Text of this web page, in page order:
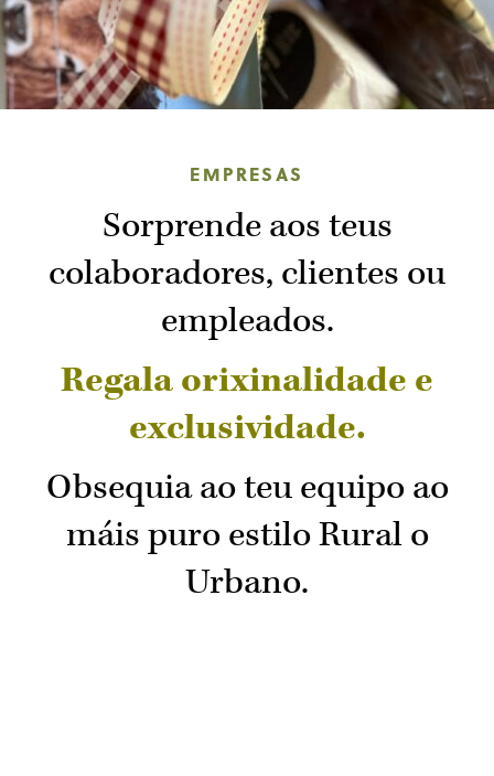
EMPRESAS
Sorprende aos teus
colaboradores, clientes ou
empleados.
Regala orixinalidade e
exclusividade.
Obsequia ao teu equipo ao
máis puro estiloRural o
Urbano.